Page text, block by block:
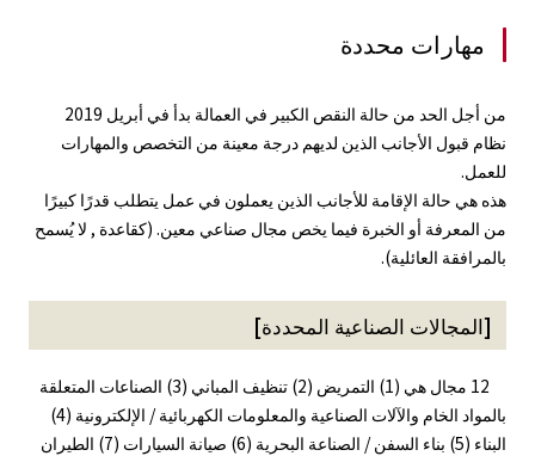
مهارات محددة
من أجل الحد من حالة النقص الكبير في العمالة بدأ في أبريل 2019
نظام قبول الأجانب الذين لديهم درجة معينة من التخصص والمهارات
للعمل.
هذه هي حالة الإقامة للأجانب الذين يعملون في عمل يتطلب قدرًا كبيرًا
من المعرفة أو الخبرة فيما يخص مجال صناعي معين. (كقاعدة , لا يُسمح
بالمرافقة العائلية).
[المجالات الصناعية المحددة]
12 مجال هي (1) التمريض (2) تنظيف المباني (3) الصناعات المتعلقة
بالمواد الخام والآلات الصناعية والمعلومات الكهربائية / الإلكترونية (4)
البناء (5) بناء السفن / الصناعة البحرية (6) صيانة السيارات (7) الطيران